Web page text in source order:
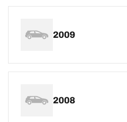
2009
2008